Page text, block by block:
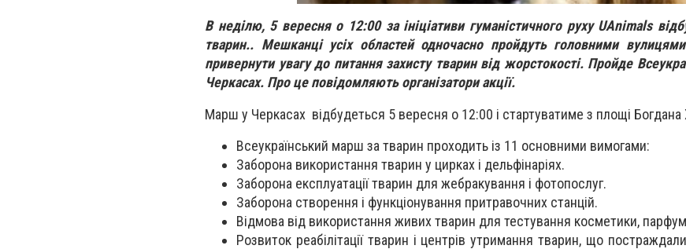
В неділю, 5 вересня о 12:00 за ініціативи гуманістичного руху UAnimals
тварин.. Мешканці усіх областей одночасно пройдуть головними
привернути увагу до питання захисту тварин від жорстокості. Пройде
Черкасах. Про це повідомляють організатори акції.
Марш у Черкасах відбудеться 5 вересня о 12:00 і стартуватиме з площі Богдана
Всеукраїнський марш за тварин проходить із 11 основними вимогами:
Заборона використання тварин у цирках і дельфінаріях.
Заборона експлуатації тварин для жебракування і фотопослуг.
Заборона створення і функціонування притравочних станцій.
Відмова від використання живих тварин для тестування косметики,
Розвиток реабілітації тварин і центрів утримання тварин, що